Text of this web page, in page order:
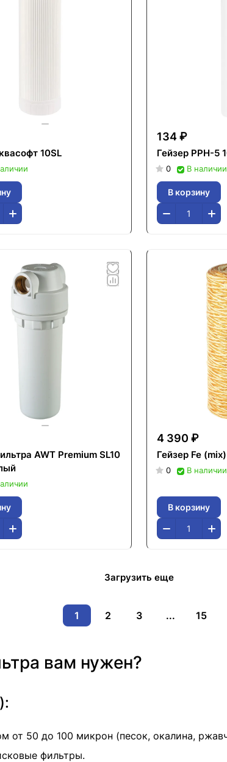
10SL
134 ₽
Гейзер PPH-5
0 В наличии
В корзину
AWT Premium SL10
4 390 ₽
Гейзер Fe
0 В наличии
В корзину
Загрузить еще
1 2 3 ... 15
вам нужен?
от 50 до 100 микрон (песок, окалина,
фильтры.